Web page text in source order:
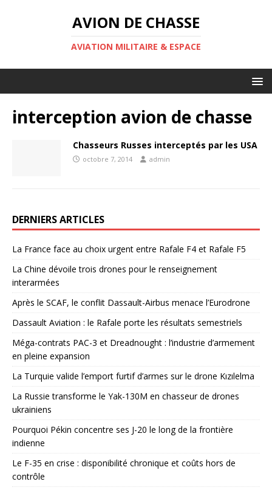
AVION DE CHASSE
AVIATION MILITAIRE & ESPACE
interception avion de chasse
Chasseurs Russes interceptés par les USA
octobre 7, 2014 admin
DERNIERS ARTICLES
La France face au choix urgent entre Rafale F4 et Rafale F5
La Chine dévoile trois drones pour le renseignement
interarmées
Après le SCAF, le conflit Dassault-Airbus menace l’Eurodrone
Dassault Aviation : le Rafale porte les résultats semestriels
Méga-contrats PAC-3 et Dreadnought : l’industrie d’armement
en pleine expansion
La Turquie valide l’emport furtif d’armes sur le drone Kızılelma
La Russie transforme le Yak-130M en chasseur de drones
ukrainiens
Pourquoi Pékin concentre ses J-20 le long de la frontière
indienne
Le F-35 en crise : disponibilité chronique et coûts hors de
contrôle